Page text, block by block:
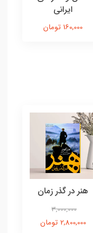
ایرانی
160,000 تومان
هنر در گذر زمان
3,000,000
2,800,000 تومان